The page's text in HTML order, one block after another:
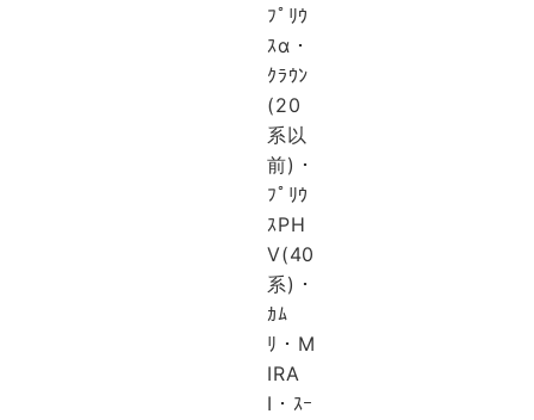
ﾌﾟﾘｳ
ｽα・
ｸﾗｳﾝ
(20
系以
前)・
ﾌﾟﾘｳ
ｽPH
V(40
系)・
ｶﾑ
ﾘ・M
IRA
I・ｽｰ